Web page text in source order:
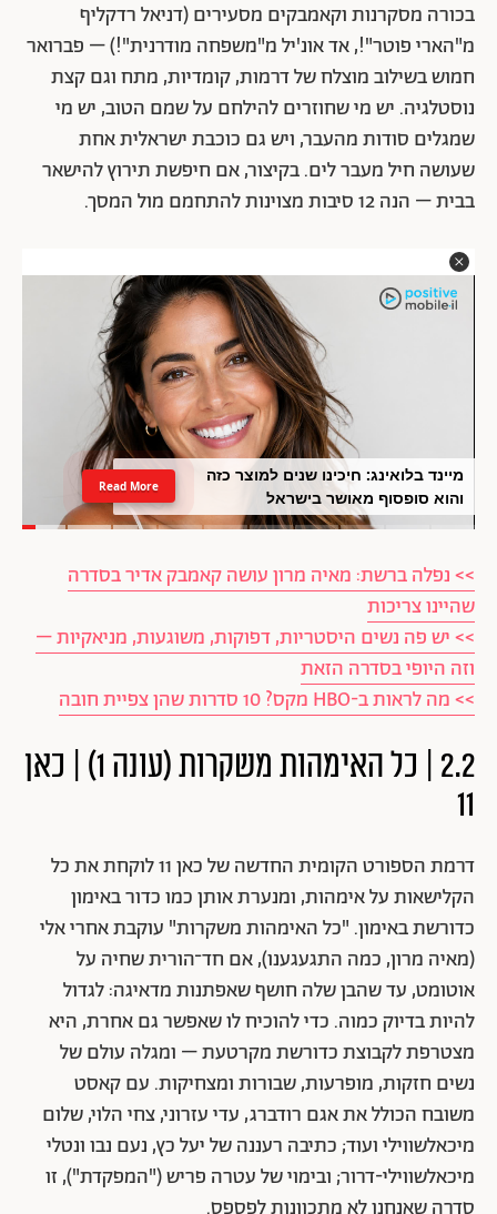
בכורה מסקרנות וקאמבקים מסעירים (דניאל רדקליף
מ"הארי פוטר"!, אד אונ'יל מ"משפחה מודרנית"!) – פברואר
חמוש בשילוב מוצלח של דרמות, קומדיות, מתח וגם קצת
נוסטלגיה. יש מי שחוזרים להילחם על שמם הטוב, יש מי
שמגלים סודות מהעבר, ויש גם כוכבת ישראלית אחת
שעושה חיל מעבר לים. בקיצור, אם חיפשת תירוץ להישאר
בבית – הנה 12 סיבות מצוינות להתחמם מול המסך.
מיינד בלואינג: חיכינו שנים למוצר כזה
והוא סופסוף מאושר בישראל
Read More
>> נפלה ברשת: מאיה מרון עושה קאמבק אדיר בסדרה
שהיינו צריכות
>> יש פה נשים היסטריות, דפוקות, משוגעות, מניאקיות –
וזה היופי בסדרה הזאת
>> מה לראות ב-HBO מקס? 10 סדרות שהן צפיית חובה
2.2 | כל האימהות משקרות (עונה 1) | כאן
11
דרמת הספורט הקומית החדשה של כאן 11 לוקחת את כל
הקלישאות על אימהות, ומנערת אותן כמו כדור באימון
כדורשת באימון. "כל האימהות משקרות" עוקבת אחרי אלי
(מאיה מרון, כמה התגעגענו), אם חד־הורית שחיה על
אוטומט, עד שהבן שלה חושף שאפתנות מדאיגה: לגדול
להיות בדיוק כמוה. כדי להוכיח לו שאפשר גם אחרת, היא
מצטרפת לקבוצת כדורשת מקרטעת – ומגלה עולם של
נשים חזקות, מופרעות, שבורות ומצחיקות. עם קאסט
משובח הכולל את אגם רודברג, עדי עזרוני, צחי הלוי, שלום
מיכאלשווילי ועוד; כתיבה רעננה של יעל כץ, נעם נבו ונטלי
מיכאלשווילי-דרור; ובימוי של עטרה פריש ("המפקדת"), זו